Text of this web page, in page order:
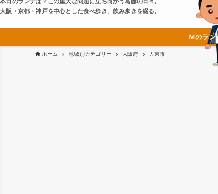
本日のランチは？この重大な問題に立ち向かう葛藤の日々。
大阪・京都・神戸を中心とした食べ歩き、飲み歩きを綴る。
Ｍのラン
ホーム 地域別カテゴリー 大阪府 大東市